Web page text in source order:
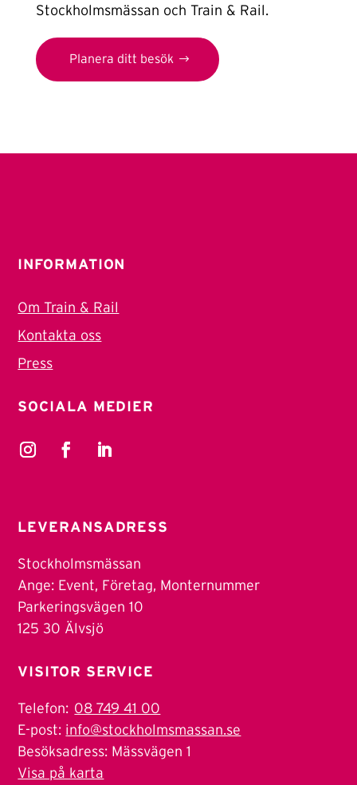
Stockholmsmässan och Train & Rail.
Planera ditt besök
INFORMATION
Om Train & Rail
Kontakta oss
Press
SOCIALA MEDIER
LEVERANSADRESS
Stockholmsmässan
Ange: Event, Företag, Monternummer
Parkeringsvägen 10
125 30 Älvsjö
VISITOR SERVICE
Telefon: 08 749 41 00
E-post: info@stockholmsmassan.se
Besöksadress: Mässvägen 1
Visa på karta